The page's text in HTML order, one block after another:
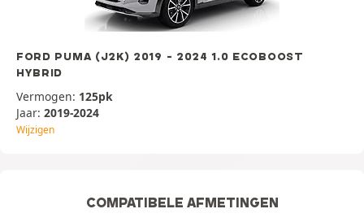
FORD PUMA (J2K) 2019 - 2024 1.0 ECOBOOST
HYBRID
Vermogen: 125pk
Jaar: 2019-2024
Wijzigen
COMPATIBELE AFMETINGEN